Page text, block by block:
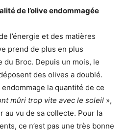
de l’olive endommagée
l’énergie et des matières
prend de plus en plus
du Broc. Depuis un mois, le
des olives a doublé.
la quantité de ce
mûri trop vite avec le soleil »,
au vu de sa collecte. Pour la
ce n’est pas une très bonne